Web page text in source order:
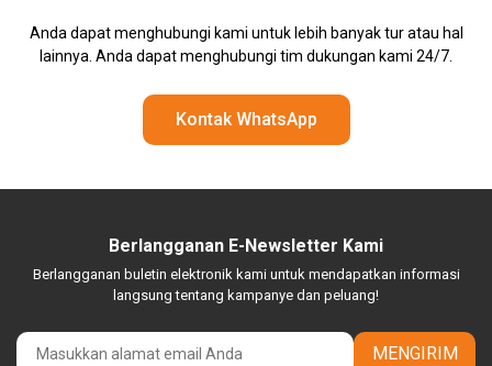
Anda dapat menghubungi kami untuk lebih banyak tur atau hal
lainnya. Anda dapat menghubungi tim dukungan kami 24/7.
Kontak WhatsApp
Berlangganan E-Newsletter Kami
Berlangganan buletin elektronik kami untuk mendapatkan informasi
langsung tentang kampanye dan peluang!
MENGIRIM